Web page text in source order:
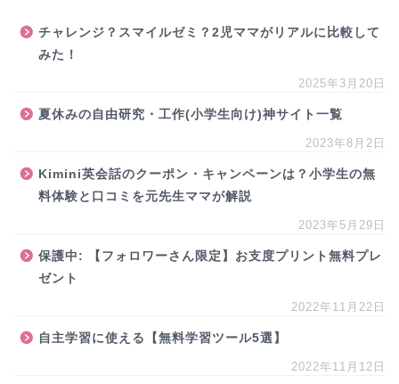
チャレンジ？スマイルゼミ？2児ママがリアルに比較して
みた！
2025年3月20日
夏休みの自由研究・工作(小学生向け)神サイト一覧
2023年8月2日
Kimini英会話のクーポン・キャンペーンは？小学生の無
料体験と口コミを元先生ママが解説
2023年5月29日
保護中: 【フォロワーさん限定】お支度プリント無料プレ
ゼント
2022年11月22日
自主学習に使える【無料学習ツール5選】
2022年11月12日